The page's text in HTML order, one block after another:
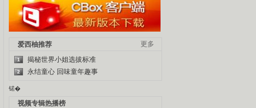
更多
爱西柚推荐
1 揭秘世界小姐选拔标准
2 永结童心 回味童年趣事
锘�
视频专辑热播榜